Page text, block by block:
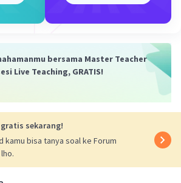
bersama Master Teacher
Live Teaching, GRATIS!
sekarang!
kamu bisa tanya soal ke Forum